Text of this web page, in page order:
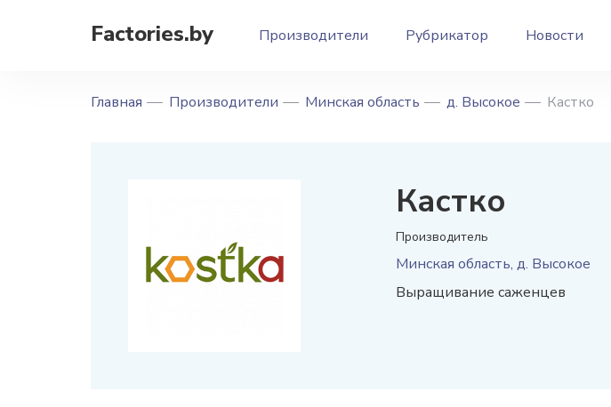
Factories.by Производители Рубрикатор Новости
Главная Производители Минская область д. Высокое Кастко
Кастко
Производитель
Минская область, д. Высокое
Выращивание саженцев